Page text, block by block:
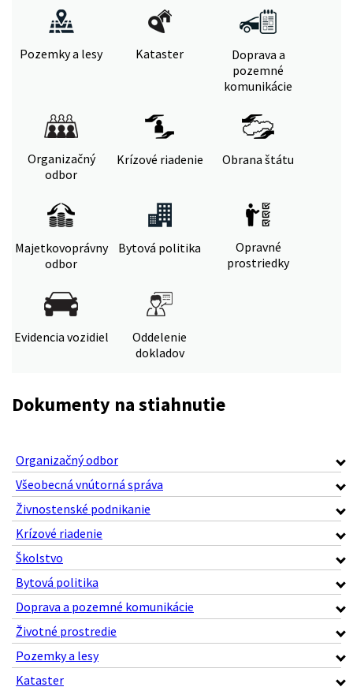
Pozemky a lesy Kataster
Doprava a
pozemné
komunikácie
Organizačný
odbor
Krízové riadenie Obrana štátu
Majetkovoprávny
odbor
Bytová politika
Opravné
prostriedky
Evidencia vozidiel
Oddelenie
dokladov
Dokumenty na stiahnutie
Organizačný odbor
Všeobecná vnútorná správa
Živnostenské podnikanie
Krízové riadenie
Školstvo
Bytová politika
Doprava a pozemné komunikácie
Životné prostredie
Pozemky a lesy
Kataster